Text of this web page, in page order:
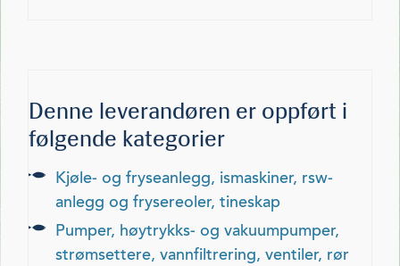
Denne leverandøren er oppført i
følgende kategorier
kjøle- og fryseanlegg, ismaskiner, rsw-
anlegg og frysereoler, tineskap
pumper, høytrykks- og vakuumpumper,
strømsettere, vannfiltrering, ventiler, rør